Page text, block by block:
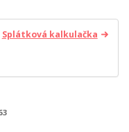
Splátková kalkulačka